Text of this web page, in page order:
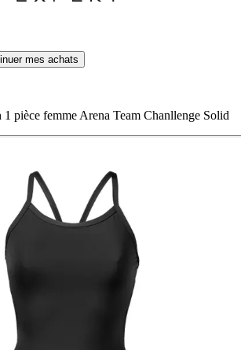
mes achats
pièce femme Arena Team Chanllenge Solid